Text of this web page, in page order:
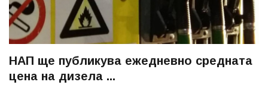
НАП ще публикува ежедневно средната
цена на дизела ...